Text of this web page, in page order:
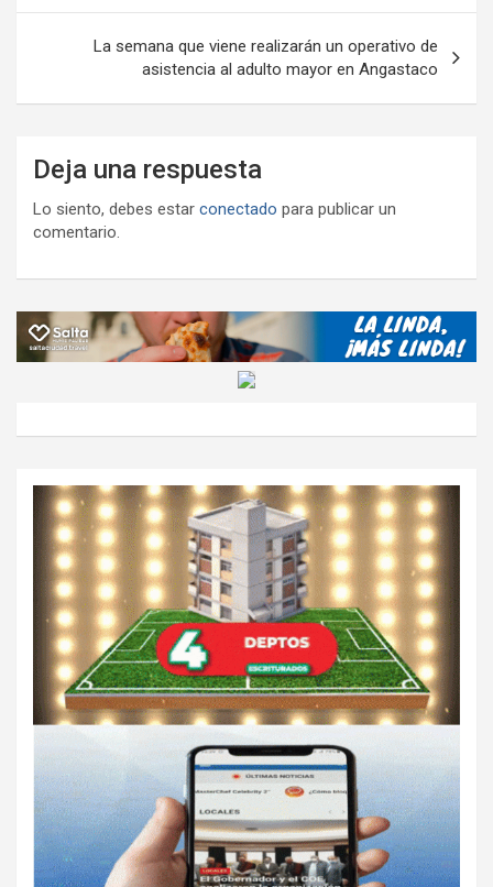
entradas
La semana que viene realizarán un operativo de
asistencia al adulto mayor en Angastaco
Deja una respuesta
Lo siento, debes estar conectado para publicar un
comentario.